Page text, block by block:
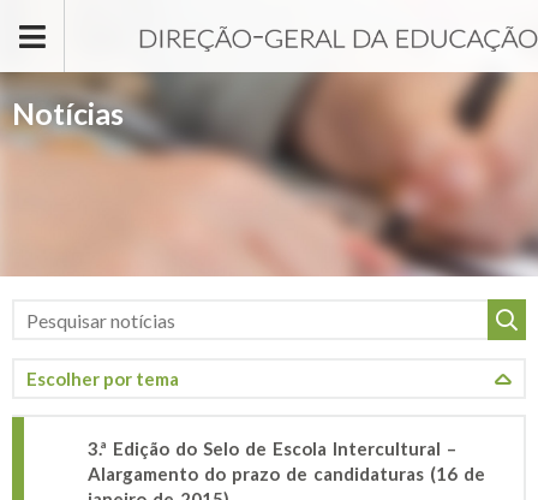
Notícias
3.ª Edição do Selo de Escola Intercultural –
Alargamento do prazo de candidaturas (16 de